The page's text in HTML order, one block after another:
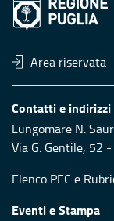
Area riservata
Contatti e indirizzi
Lungomare N.
Via G. Gentile, 52
Elenco PEC e
Eventi e Stampa